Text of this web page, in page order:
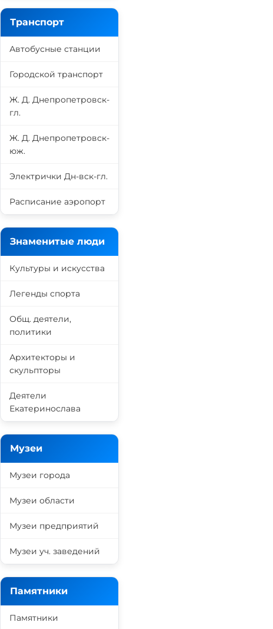
Транспорт
Автобусные станции
Городской транспорт
Ж. Д. Днепропетровск-
гл.
Ж. Д. Днепропетровск-
юж.
Электрички Дн-вск-гл.
Расписание аэропорт
Знаменитые люди
Культуры и искусства
Легенды спорта
Общ. деятели,
политики
Архитекторы и
скульпторы
Деятели
Екатеринослава
Музеи
Музеи города
Музеи области
Музеи предприятий
Музеи уч. заведений
Памятники
Памятники